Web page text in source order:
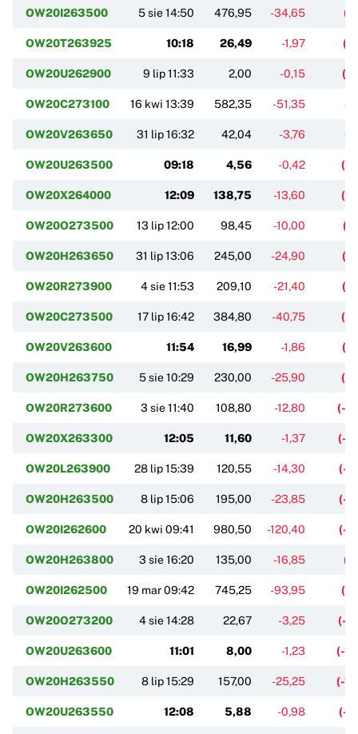
OW20I263500 5 sie 14:50 476,95 -34,65 (-
OW20T263925 10:18 26,49 -1,97 (-
OW20U262900 9 lip 11:33 2,00 -0,15 (-
OW20C273100 16 kwi 13:39 582,35 -51,35 (-
OW20V263650 31 lip 16:32 42,04 -3,76 (-
OW20U263500 09:18 4,56 -0,42 (-
OW20X264000 12:09 138,75 -13,60 (-
OW20O273500 13 lip 12:00 98,45 -10,00 (-
OW20H263650 31 lip 13:06 245,00 -24,90 (-
OW20R273900 4 sie 11:53 209,10 -21,40 (-
OW20C273500 17 lip 16:42 384,80 -40,75 (-
OW20V263600 11:54 16,99 -1,86 (-
OW20H263750 5 sie 10:29 230,00 -25,90 (-
OW20R273600 3 sie 11:40 108,80 -12,80 (-
OW20X263300 12:05 11,60 -1,37 (-
OW20L263900 28 lip 15:39 120,55 -14,30 (-
OW20H263500 8 lip 15:06 195,00 -23,85 (-
OW20I262600 20 kwi 09:41 980,50 -120,40 (-
OW20H263800 3 sie 16:20 135,00 -16,85 (-
OW20I262500 19 mar 09:42 745,25 -93,95 (-
OW20O273200 4 sie 14:28 22,67 -3,25 (-
OW20U263600 11:01 8,00 -1,23 (-
OW20H263550 8 lip 15:29 157,00 -25,25 (-
OW20U263550 12:08 5,88 -0,98 (-